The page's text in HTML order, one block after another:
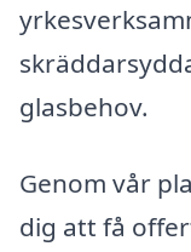
glasbehov.
Genom vår
dig att få